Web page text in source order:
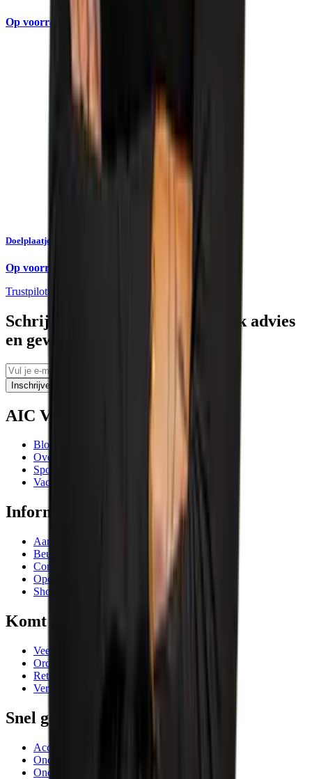
Op voorraad
Doelplaatje t.b.v. Spectra DG613G rioollaser
Op voorraad
Trustpilot
Schrijf je in voor tips, persoonlijk advies
en geweldige aanbiedingen
Inschrijven
AIC Visser
Blogs
Over ons
Sponsoring
Vacatures
Informatie
Aanbiedingen
Beurzen en evenementen
Contactgegevens
Openingstijden
Showrooms
Komt goed
Veelgestelde vragen
Orderafhandeling
Retourneren
Verzending
Snel geregeld
Account AIC Visser
Onderhoud meetinstrumenten
Onderhoud en reparatie machines